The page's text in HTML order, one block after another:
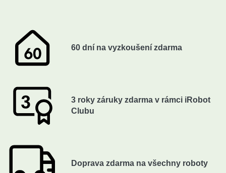
60 dní na vyzkoušení zdarma
3 roky záruky zdarma v rámci iRobot
Clubu
Doprava zdarma na všechny roboty